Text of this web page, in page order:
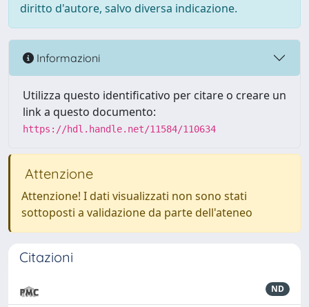
diritto d'autore, salvo diversa indicazione.
Informazioni
Utilizza questo identificativo per citare o creare un
link a questo documento:
https://hdl.handle.net/11584/110634
Attenzione
Attenzione! I dati visualizzati non sono stati
sottoposti a validazione da parte dell'ateneo
Citazioni
ND